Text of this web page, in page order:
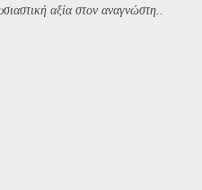
αξία στον αναγνώστη..